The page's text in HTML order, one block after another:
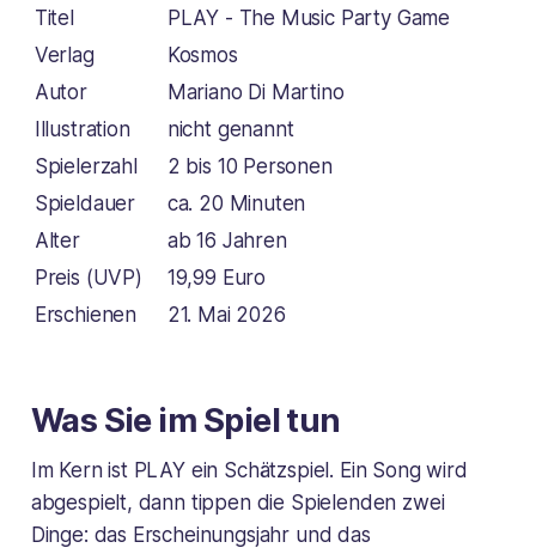
Titel
PLAY - The Music Party Game
Verlag
Kosmos
Autor
Mariano Di Martino
Illustration
nicht genannt
Spielerzahl
2 bis 10 Personen
Spieldauer
ca. 20 Minuten
Alter
ab 16 Jahren
Preis (UVP)
19,99 Euro
Erschienen
21. Mai 2026
Was Sie im Spiel tun
Im Kern ist PLAY ein Schätzspiel. Ein Song wird
abgespielt, dann tippen die Spielenden zwei
Dinge: das Erscheinungsjahr und das